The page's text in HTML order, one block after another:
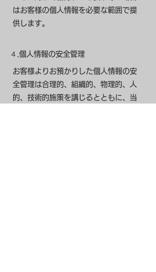
はお客様の個人情報を必要な範囲で提
供します。
４.個人情報の安全管理
お客様よりお預かりした個人情報の安
全管理は合理的、組織的、物理的、人
的、技術的施策を講じるとともに、当